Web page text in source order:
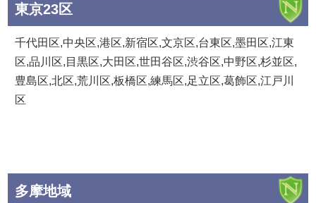
東京23区
千代田区,中央区,港区,新宿区,文京区,台東区,墨田区,江東
区,品川区,目黒区,大田区,世田谷区,渋谷区,中野区,杉並区,
豊島区,北区,荒川区,板橋区,練馬区,足立区,葛飾区,江戸川
区
多摩地域